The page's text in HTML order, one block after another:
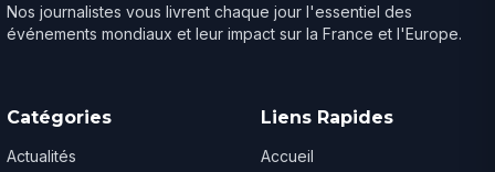
Nos journalistes vous livrent chaque jour l'essentiel des
événements mondiaux et leur impact sur la France et l'Europe.
Catégories
Actualités
Liens Rapides
Accueil